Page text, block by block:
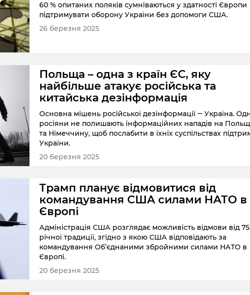
60 % опитаних поляків сумніваються у здатності Європи
підтримувати оборону України без допомоги США.
26 березня 2025
Польща – одна з країн ЄС, яку
найбільше атакує російська та
китайська дезінформація
Основна мішень російської дезінформації ‒ Україна.
росіяни не полишають інформаційних нападів на
та Німеччину, щоб послабити в їхніх суспільствах
України.
20 березня 2025
Трамп планує відмовитися від
командування США силами НАТО в
Європі
Адміністрація США розглядає можливість відмови від
річної традиції, згідно з якою США відповідають за
командування Об’єднаними збройними силами НАТО в
Європі.
20 березня 2025